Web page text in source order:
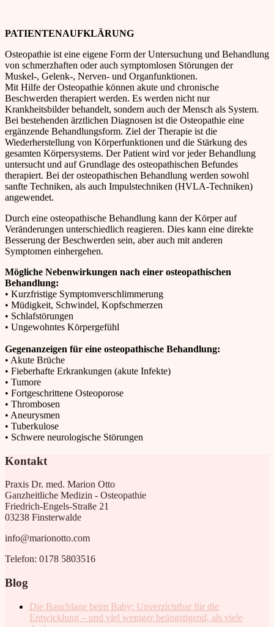
PATIENTENAUFKLÄRUNG
Osteopathie ist eine eigene Form der Untersuchung und Behandlung
von schmerzhaften oder auch symptomlosen Störungen der
Muskel-, Gelenk-, Nerven- und Organfunktionen.
Mit Hilfe der Osteopathie können akute und chronische
Beschwerden therapiert werden. Es werden nicht nur
Krankheitsbilder behandelt, sondern auch der Mensch als System.
Bei bestehenden ärztlichen Diagnosen ist die Osteopathie eine
ergänzende Behandlungsform. Ziel der Therapie ist die
Wiederherstellung von Körperfunktionen und die Stärkung des
gesamten Körpersystems. Der Patient wird vor jeder Behandlung
untersucht und auf Grundlage des osteopathischen Befundes
therapiert. Bei der osteopathischen Behandlung werden sowohl
sanfte Techniken, als auch Impulstechniken (HVLA-Techniken)
angewendet.
Durch eine osteopathische Behandlung kann der Körper auf
Veränderungen unterschiedlich reagieren. Dies kann eine direkte
Besserung der Beschwerden sein, aber auch mit anderen
Symptomen einhergehen.
Mögliche Nebenwirkungen nach einer osteopathischen
Behandlung:
• Kurzfristige Symptomverschlimmerung
• Müdigkeit, Schwindel, Kopfschmerzen
• Schlafstörungen
• Ungewohntes Körpergefühl
Gegenanzeigen für eine osteopathische Behandlung:
• Akute Brüche
• Fieberhafte Erkrankungen (akute Infekte)
• Tumore
• Fortgeschrittene Osteoporose
• Thrombosen
• Aneurysmen
• Tuberkulose
• Schwere neurologische Störungen
Kontakt
Praxis Dr. med. Marion Otto
Ganzheitliche Medizin - Osteopathie
Friedrich-Engels-Straße 21
03238 Finsterwalde
info@marionotto.com
Telefon: 0178 5803516
Blog
Die Bauchlage beim Baby: Unverzichtbar für die
Entwicklung – und viel weniger beängstigend, als viele